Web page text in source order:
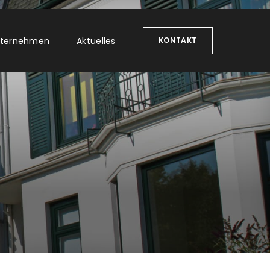
Aktuelles KONTAKT